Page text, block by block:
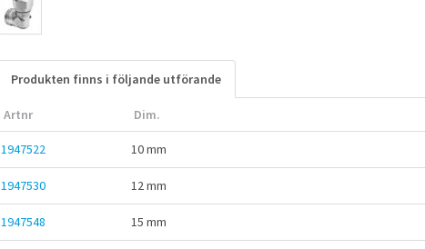
Produkten finns i följande utförande
Artnr Dim.
1947522 10 mm
1947530 12 mm
1947548 15 mm